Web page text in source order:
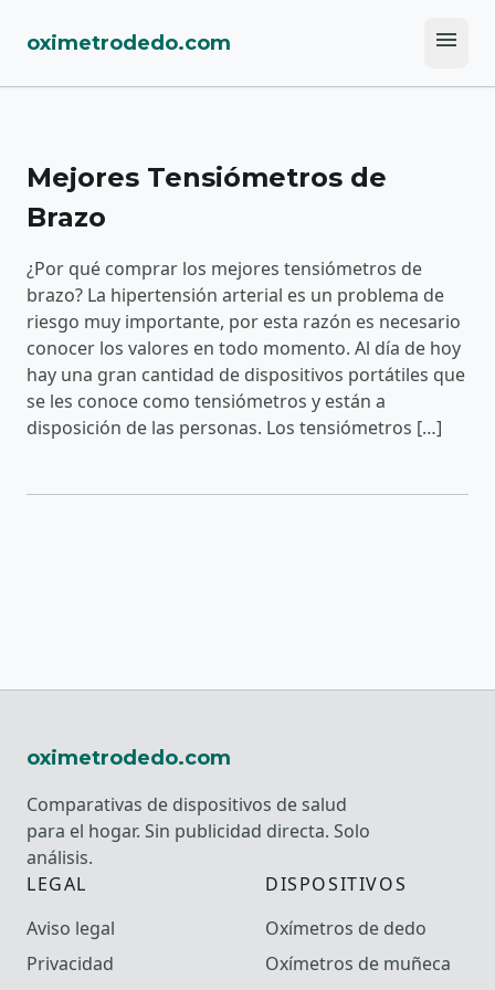
oximetrodedo.com menu
Mejores Tensiómetros de
Brazo
¿Por qué comprar los mejores tensiómetros de
brazo? La hipertensión arterial es un problema de
riesgo muy importante, por esta razón es necesario
conocer los valores en todo momento. Al día de hoy
hay una gran cantidad de dispositivos portátiles que
se les conoce como tensiómetros y están a
disposición de las personas. Los tensiómetros […]
oximetrodedo.com
Comparativas de dispositivos de salud
para el hogar. Sin publicidad directa. Solo
análisis.
LEGAL
Aviso legal
Privacidad
DISPOSITIVOS
Oxímetros de dedo
Oxímetros de muñeca